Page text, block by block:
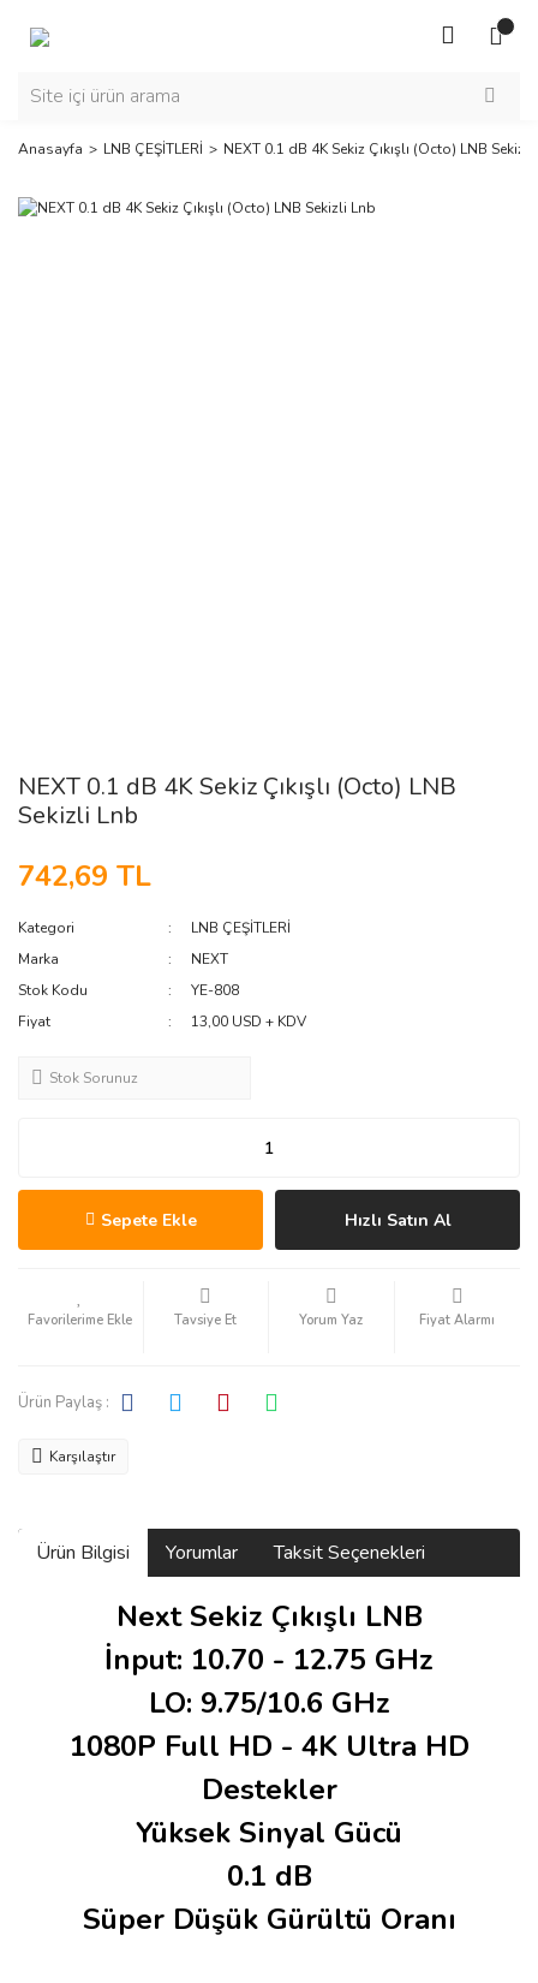
Anasayfa LNB ÇEŞİTLERİ NEXT 0.1 dB 4K Sekiz Çıkışlı (Octo) LNB
NEXT 0.1 dB 4K Sekiz Çıkışlı (Octo) LNB
Sekizli Lnb
742,69 TL
Kategori
LNB ÇEŞİTLERİ
Marka
NEXT
Stok Kodu
YE-808
Fiyat
13,00 USD + KDV
Stok Sorunuz
Sepete Ekle Hızlı Satın Al
Tavsiye Et Yorum Yaz Fiyat Alarmı
Ürün Paylaş :
Karşılaştır
Ürün Bilgisi Yorumlar Taksit Seçenekleri
Next Sekiz Çıkışlı LNB
İnput: 10.70 - 12.75 GHz
LO: 9.75/10.6 GHz
1080P Full HD - 4K Ultra HD
Destekler
Yüksek Sinyal Gücü
0.1 dB
Süper Düşük Gürültü Oranı